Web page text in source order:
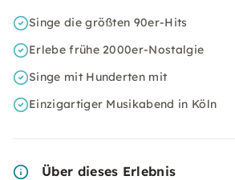
Singe die größten 90er-Hits
Erlebe frühe 2000er-Nostalgie
Singe mit Hunderten mit
Einzigartiger Musikabend in Köln
Über dieses Erlebnis